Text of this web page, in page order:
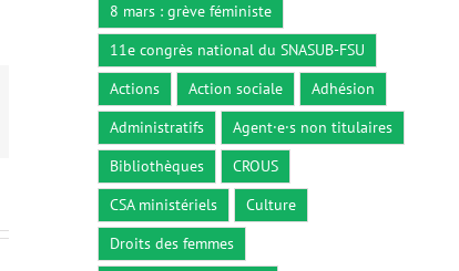
8 mars : grève féministe
11e congrès national du SNASUB-FSU
Actions
Action sociale
Adhésion
Administratifs
Agent·e·s non titulaires
Bibliothèques
CROUS
CSA ministériels
Culture
Droits des femmes